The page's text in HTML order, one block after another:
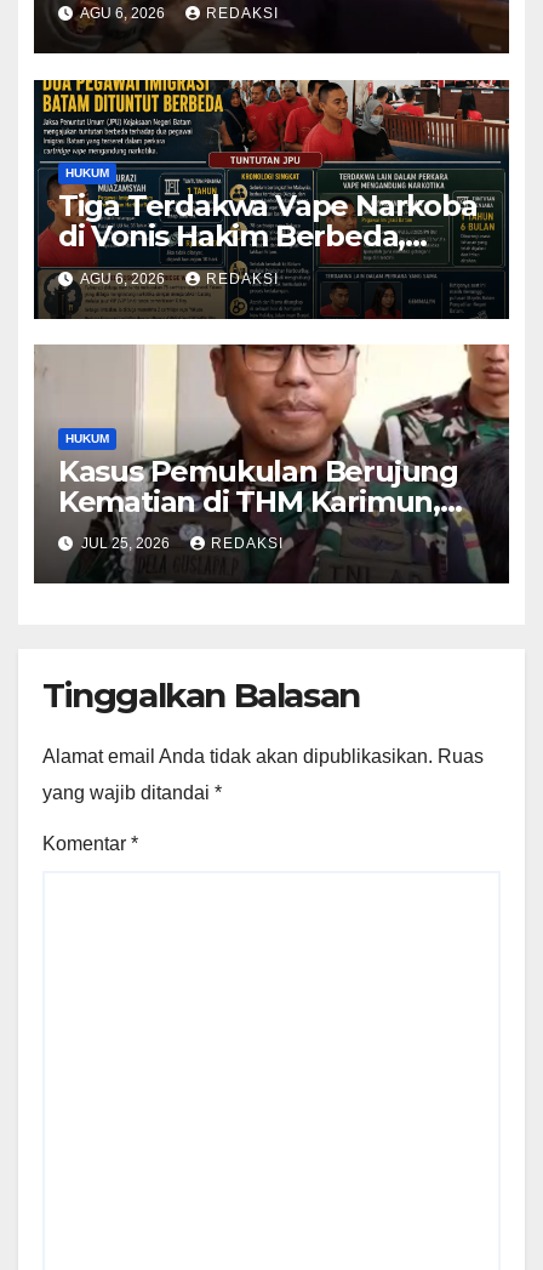
Kombes Pol Eddwi
AGU 6, 2026 REDAKSI
HUKUM
Tiga Terdakwa Vape Narkoba
di Vonis Hakim Berbeda,
Oknum Pegawai Imigrasi
Batam Paling Ringan
AGU 6, 2026 REDAKSI
HUKUM
Kasus Pemukulan Berujung
Kematian di THM Karimun,
Oknum Perwira TNI Resmi
Jadi Tersangka
JUL 25, 2026 REDAKSI
Tinggalkan Balasan
Alamat email Anda tidak akan dipublikasikan. Ruas
yang wajib ditandai *
Komentar *